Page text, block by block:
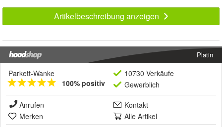
Artikelbeschreibung anzeigen
Platin
Parkett-Wanke
100% positiv
10730 Verkäufe
Gewerblich
Anrufen
Kontakt
Merken
Alle Artikel